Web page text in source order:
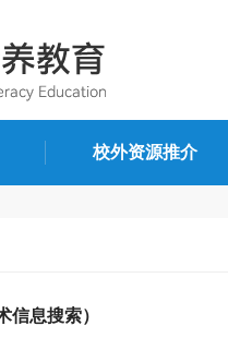
校外资源推介
信息搜索）